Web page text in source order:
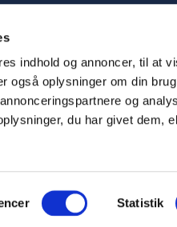
indhold og annoncer, til at
også oplysninger om din
og
du har givet dem,
Statistik
de contenu
CSR